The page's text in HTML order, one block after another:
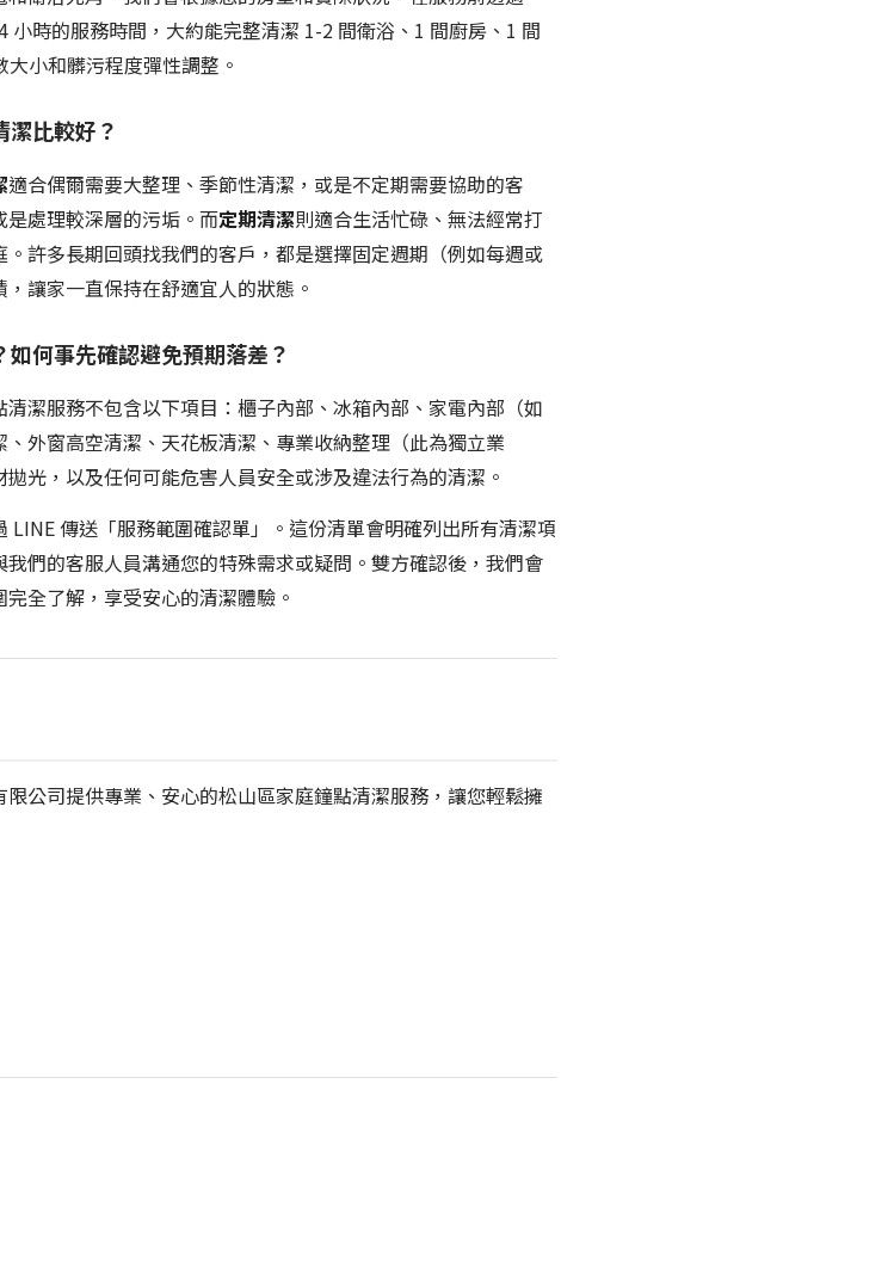
時的服務時間，大約能完整清潔 1-2 間衛浴、1 間廚房、1 間
小和髒污程度彈性調整。
比較好？
適合偶爾需要大整理、季節性清潔，或是不定期需要協助的客
處理較深層的污垢。而定期清潔則適合生活忙碌、無法經常打
許多長期回頭找我們的客戶，都是選擇固定週期（例如每週或
讓家一直保持在舒適宜人的狀態。
何事先確認避免預期落差？
潔服務不包含以下項目：櫃子內部、冰箱內部、家電內部（如
外窗高空清潔、天花板清潔、專業收納整理（此為獨立業
光，以及任何可能危害人員安全或涉及違法行為的清潔。
傳送「服務範圍確認單」。這份清單會明確列出所有清潔項
們的客服人員溝通您的特殊需求或疑問。雙方確認後，我們會
全了解，享受安心的清潔體驗。
公司提供專業、安心的松山區家庭鐘點清潔服務，讓您輕鬆擁